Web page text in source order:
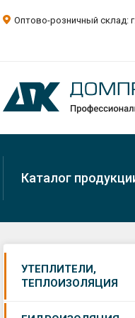
Оптово-розничный склад:
Каталог
УТЕПЛИТЕЛИ,
ТЕПЛОИЗОЛЯЦИЯ